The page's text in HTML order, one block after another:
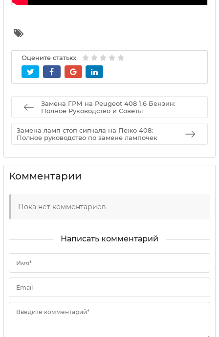
Оцените статью:
Замена ГРМ на Peugeot 408 1.6 Бензин:
Полное Руководство и Советы
Замена ламп стоп сигнала на Пежо 408:
Полное руководство по замене лампочек
Комментарии
Пока нет комментариев
Написать комментарий
Имя*
Email
Введите комментарий*